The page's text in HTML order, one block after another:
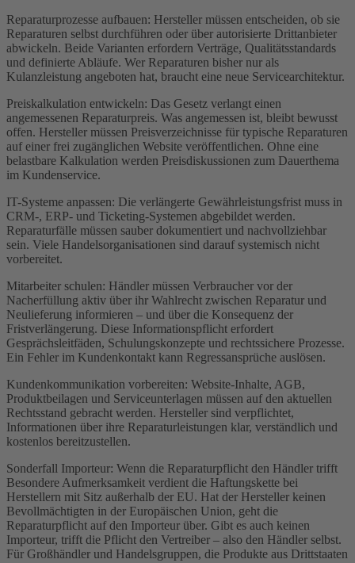
Reparaturprozesse aufbauen: Hersteller müssen entscheiden, ob sie
Reparaturen selbst durchführen oder über autorisierte Drittanbieter
abwickeln. Beide Varianten erfordern Verträge, Qualitätsstandards
und definierte Abläufe. Wer Reparaturen bisher nur als
Kulanzleistung angeboten hat, braucht eine neue Servicearchitektur.
Preiskalkulation entwickeln: Das Gesetz verlangt einen
angemessenen Reparaturpreis. Was angemessen ist, bleibt bewusst
offen. Hersteller müssen Preisverzeichnisse für typische Reparaturen
auf einer frei zugänglichen Website veröffentlichen. Ohne eine
belastbare Kalkulation werden Preisdiskussionen zum Dauerthema
im Kundenservice.
IT-Systeme anpassen: Die verlängerte Gewährleistungsfrist muss in
CRM-, ERP- und Ticketing-Systemen abgebildet werden.
Reparaturfälle müssen sauber dokumentiert und nachvollziehbar
sein. Viele Handelsorganisationen sind darauf systemisch nicht
vorbereitet.
Mitarbeiter schulen: Händler müssen Verbraucher vor der
Nacherfüllung aktiv über ihr Wahlrecht zwischen Reparatur und
Neulieferung informieren – und über die Konsequenz der
Fristverlängerung. Diese Informationspflicht erfordert
Gesprächsleitfäden, Schulungskonzepte und rechtssichere Prozesse.
Ein Fehler im Kundenkontakt kann Regressansprüche auslösen.
Kundenkommunikation vorbereiten: Website-Inhalte, AGB,
Produktbeilagen und Serviceunterlagen müssen auf den aktuellen
Rechtsstand gebracht werden. Hersteller sind verpflichtet,
Informationen über ihre Reparaturleistungen klar, verständlich und
kostenlos bereitzustellen.
Sonderfall Importeur: Wenn die Reparaturpflicht den Händler trifft
Besondere Aufmerksamkeit verdient die Haftungskette bei
Herstellern mit Sitz außerhalb der EU. Hat der Hersteller keinen
Bevollmächtigten in der Europäischen Union, geht die
Reparaturpflicht auf den Importeur über. Gibt es auch keinen
Importeur, trifft die Pflicht den Vertreiber – also den Händler selbst.
Für Großhändler und Handelsgruppen, die Produkte aus Drittstaaten